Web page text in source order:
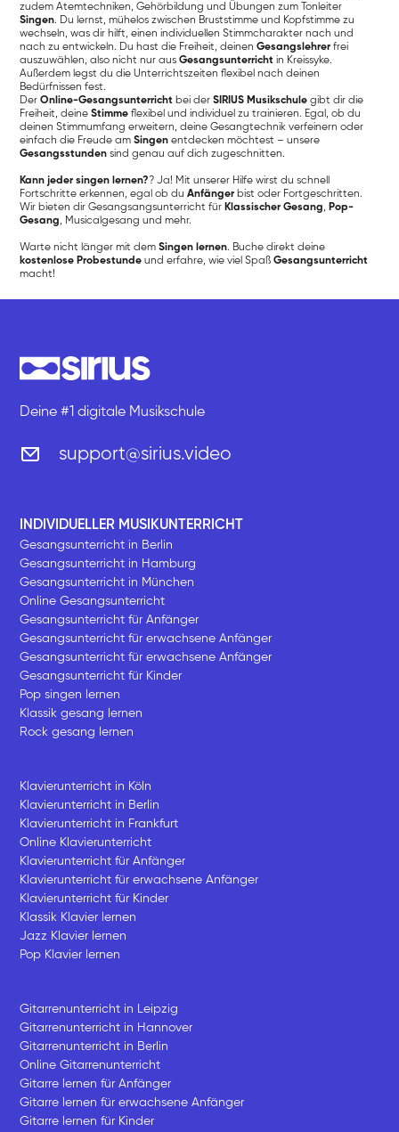
zudem Atemtechniken, Gehörbildung und Übungen zum Tonleiter
Singen. Du lernst, mühelos zwischen Bruststimme und Kopfstimme zu
wechseln, was dir hilft, einen individuellen Stimmcharakter nach und
nach zu entwickeln. Du hast die Freiheit, deinenGesangslehrer frei
auszuwählen, also nicht nur ausGesangsunterricht in Kreissyke.
Außerdem legst du die Unterrichtszeiten flexibel nach deinen
Bedürfnissen fest.
DerOnline-Gesangsunterricht bei derSIRIUS Musikschule gibt dir die
Freiheit, deineStimme flexibel und individuel zu trainieren. Egal, ob du
deinen Stimmumfang erweitern, deine Gesangtechnik verfeinern oder
einfach die Freude amSingen entdecken möchtest – unsere
Gesangsstunden sind genau auf dich zugeschnitten.
Kann jeder singen lernen?? Ja! Mit unserer Hilfe wirst du schnell
Fortschritte erkennen, egal ob duAnfänger bist oder Fortgeschritten.
Wir bieten dir Gesangsangsunterricht für Klassischer Gesang, Pop-
Gesang, Musicalgesang und mehr.
Warte nicht länger mit demSingen lernen. Buche direkt deine
kostenlose Probestunde und erfahre, wie viel SpaßGesangsunterricht
macht!
Deine #1 digitale Musikschule
support@sirius.video
INDIVIDUELLER MUSIKUNTERRICHT
Gesangsunterricht in Berlin
Gesangsunterricht in Hamburg
Gesangsunterricht in München
Online Gesangsunterricht
Gesangsunterricht für Anfänger
Gesangsunterricht für erwachsene Anfänger
Gesangsunterricht für erwachsene Anfänger
Gesangsunterricht für Kinder
Pop singen lernen
Klassik gesang lernen
Rock gesang lernen
Klavierunterricht in Köln
Klavierunterricht in Berlin
Klavierunterricht in Frankfurt
Online Klavierunterricht
Klavierunterricht für Anfänger
Klavierunterricht für erwachsene Anfänger
Klavierunterricht für Kinder
Klassik Klavier lernen
Jazz Klavier lernen
Pop Klavier lernen
Gitarrenunterricht in Leipzig
Gitarrenunterricht in Hannover
Gitarrenunterricht in Berlin
Online Gitarrenunterricht
Gitarre lernen für Anfänger
Gitarre lernen für erwachsene Anfänger
Gitarre lernen für Kinder